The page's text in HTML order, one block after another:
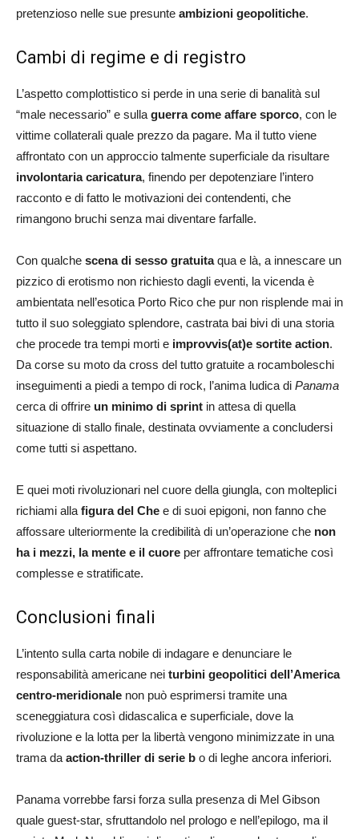
pretenzioso nelle sue presunte ambizioni geopolitiche.
Cambi di regime e di registro
L’aspetto complottistico si perde in una serie di banalità sul
“male necessario” e sulla guerra come affare sporco, con le
vittime collaterali quale prezzo da pagare. Ma il tutto viene
affrontato con un approccio talmente superficiale da risultare
involontaria caricatura, finendo per depotenziare l’intero
racconto e di fatto le motivazioni dei contendenti, che
rimangono bruchi senza mai diventare farfalle.
Con qualche scena di sesso gratuitaqua e là, a innescare un
pizzico di erotismo non richiesto dagli eventi, la vicenda è
ambientata nell’esotica Porto Rico che pur non risplende mai in
tutto il suo soleggiato splendore, castrata bai bivi di una storia
che procede tra tempi morti e improvvis(at)e sortite action.
Da corse su moto da cross del tutto gratuite a rocamboleschi
inseguimenti a piedi a tempo di rock, l’anima ludica di Panama
cerca di offrire un minimo di sprint in attesa di quella
situazione di stallo finale, destinata ovviamente a concludersi
come tutti si aspettano.
E quei moti rivoluzionari nel cuore della giungla, con molteplici
richiami alla figura del Che e di suoi epigoni, non fanno che
affossare ulteriormente la credibilità di un’operazione che non
ha i mezzi, la mente e il cuore per affrontare tematiche così
complesse e stratificate.
Conclusioni finali
L’intento sulla carta nobile di indagare e denunciare le
responsabilità americane nei turbini geopolitici dell’America
centro-meridionale non può esprimersi tramite una
sceneggiatura così didascalica e superficiale, dove la
rivoluzione e la lotta per la libertà vengono minimizzate in una
trama da action-thriller di serie b o di leghe ancora inferiori.
Panama vorrebbe farsi forza sulla presenza di Mel Gibson
quale guest-star, sfruttandolo nel prologo e nell’epilogo, ma il